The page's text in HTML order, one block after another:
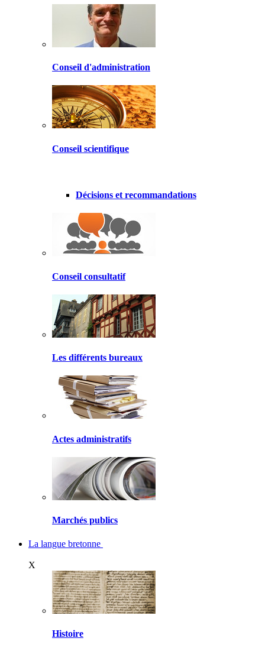
Conseil d'administration
Conseil scientifique
Décisions et recommandations
Conseil consultatif
Les différents bureaux
Actes administratifs
Marchés publics
La langue bretonne
X
Histoire